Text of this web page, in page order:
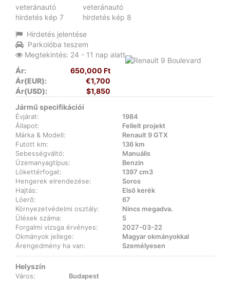
Hirdetés jelentése
Parkolóba teszem
Megtekintés: 24 - 11 nap alatt
Ár:
650,000 Ft
Ár(EUR):
€1,700
Ár(USD):
$1,850
Jármű specifikációi
Évjárat:
1984
Állapot:
Fellelt projekt
Márka & Modell:
Renault 9 GTX
Futott km:
136 km
Sebességváltó:
Manuális
Üzemanyagtípus:
Benzin
Lökettérfogat:
1397 cm3
Hengerek elrendezése:
Soros
Hajtás:
Első kerék
Lóerő:
67
Környezetvédelmi osztály:
Nincs megadva.
Ülések száma:
5
Forgalmi vizsga érvényes:
2027-03-22
Okmányok jellege:
Magyar okmányokkal
Árengedmény ha van:
Személyesen
Helyszín
Város: Budapest